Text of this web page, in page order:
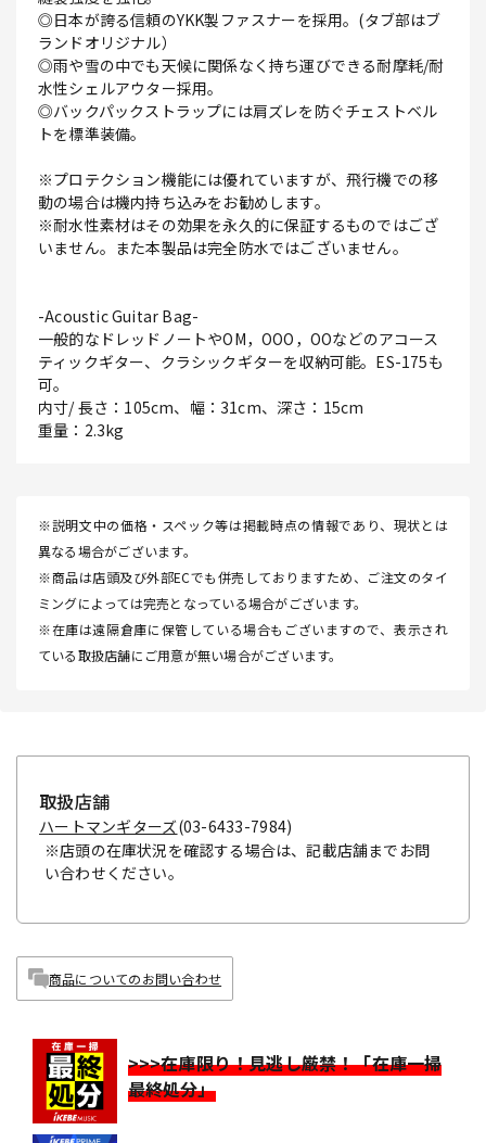
◎日本が誇る信頼のYKK製ファスナーを採用。(タブ部はブ
ランドオリジナル）
◎雨や雪の中でも天候に関係なく持ち運びできる耐摩耗/耐
水性シェルアウター採用。
◎バックパックストラップには肩ズレを防ぐチェストベル
トを標準装備。
※プロテクション機能には優れていますが、飛行機での移
動の場合は機内持ち込みをお勧めします。
※耐水性素材はその効果を永久的に保証するものではござ
いません。また本製品は完全防水ではございません。
-Acoustic Guitar Bag-
一般的なドレッドノートやOM，OOO，OOなどのアコース
ティックギター、クラシックギターを収納可能。ES-175も
可。
内寸/ 長さ：105cm、幅：31cm、深さ：15cm
重量：2.3kg
※説明文中の価格・スペック等は掲載時点の情報であり、現状とは
異なる場合がございます。
※商品は店頭及び外部ECでも併売しておりますため、ご注文のタイ
ミングによっては完売となっている場合がございます。
※在庫は遠隔倉庫に保管している場合もございますので、表示され
ている取扱店舗にご用意が無い場合がございます。
取扱店舗
ハートマンギターズ(03-6433-7984)
※店頭の在庫状況を確認する場合は、記載店舗までお問
い合わせください。
商品についてのお問い合わせ
>>>在庫限り！見逃し厳禁！「在庫一掃
最終処分」